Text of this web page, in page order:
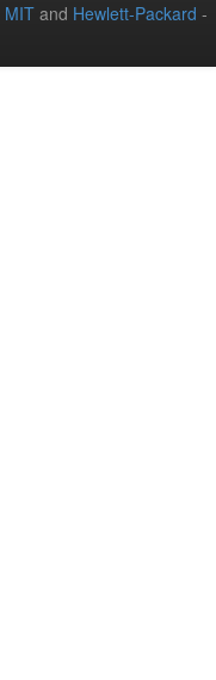
MIT and Hewlett-Packard -